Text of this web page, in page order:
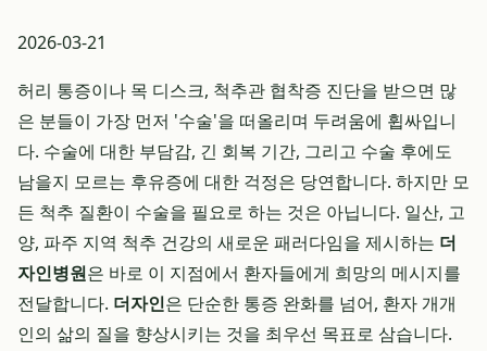
2026-03-21
허리 통증이나 목 디스크, 척추관 협착증 진단을 받으면 많
은 분들이 가장 먼저 '수술'을 떠올리며 두려움에 휩싸입니
다. 수술에 대한 부담감, 긴 회복 기간, 그리고 수술 후에도
남을지 모르는 후유증에 대한 걱정은 당연합니다. 하지만 모
든 척추 질환이 수술을 필요로 하는 것은 아닙니다. 일산, 고
양, 파주 지역 척추 건강의 새로운 패러다임을 제시하는 더
자인병원은 바로 이 지점에서 환자들에게 희망의 메시지를
전달합니다. 더자인은 단순한 통증 완화를 넘어, 환자 개개
인의 삶의 질을 향상시키는 것을 최우선 목표로 삼습니다.